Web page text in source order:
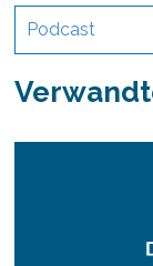
Podcast